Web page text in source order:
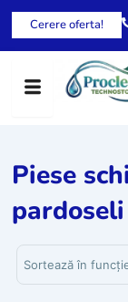
Skip
content
Cerere oferta!
Piese
pardoseli
Sortează produsele